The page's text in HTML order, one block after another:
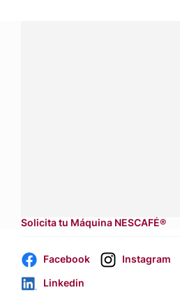
Solicita tu Máquina NESCAFÉ®
Facebook Instagram
Linkedin